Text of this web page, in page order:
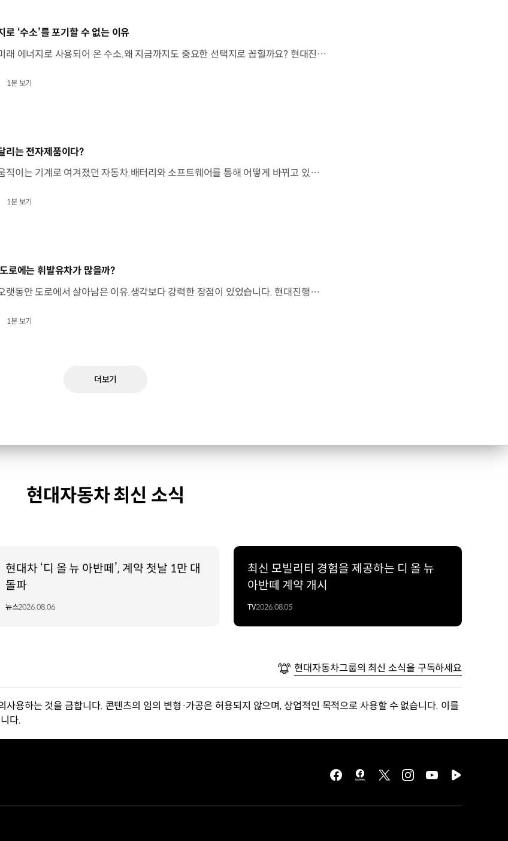
로 ‘수소’를 포기할 수 없는 이유
오랫동안 미래 에너지로 사용되어 온 수소.왜 지금까지도 중요한 선택지로 꼽힐까요? 현대진행형 팟캐스트 EP.21에서 확인하세요.📻 #현대자동차그룹 #현대진행형 #모빌리티팟캐스트 #수소전기차 #수소에너지 #연료 #미래모빌리티 #모빌리티
1분 보기
리는 전자제품이다?
엔진으로 움직이는 기계로 여겨졌던 자동차.배터리와 소프트웨어를 통해 어떻게 바뀌고 있을까요? 현대진행형 팟캐스트 EP.21에서 확인하세요.📻 #현대자동차그룹 #현대진행형 #모빌리티팟캐스트 #SDV #전기차 #연료 #미래모빌리티 #모빌리티
1분 보기
로에는 휘발유차가 많을까?
휘발유가 오랫동안 도로에서 살아남은 이유.생각보다 강력한 장점이 있었습니다. 현대진행형 팟캐스트 EP.21에서 확인하세요.📻 #현대자동차그룹 #현대진행형 #모빌리티팟캐스트 #휘발유 #내연기관 #연료 #미래모빌리티 #모빌리티
1분 보기
더보기
현대자동차 최신 소식
현대차 ‘디 올 뉴 아반떼’, 계약 첫날 1만 대
돌파
뉴스2026.08.06
최신 모빌리티 경험을 제공하는 디 올 뉴
아반떼 계약 개시
TV2026.08.05
현대자동차그룹의 최신 소식을 구독하세요
용하는 것을 금합니다. 콘텐츠의 임의 변형·가공은 허용되지 않으며, 상업적인 목적으로 사용할 수 없습니다. 이를
다.
facebook
hmg
facebook
twitterinstagramyoutubenaver